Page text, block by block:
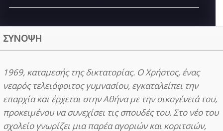
ΣΥΝΟΨΗ
1969, καταμεσής της δικτατορίας. Ο Χρήστος, ένας
νεαρός τελειόφοιτος γυμνασίου, εγκαταλείπει την
επαρχία και έρχεται στην Αθήνα με την οικογένειά του,
προκειμένου να συνεχίσει τις σπουδές του. Στο νέο του
σχολείο γνωρίζει μια παρέα αγοριών και κοριτσιών,